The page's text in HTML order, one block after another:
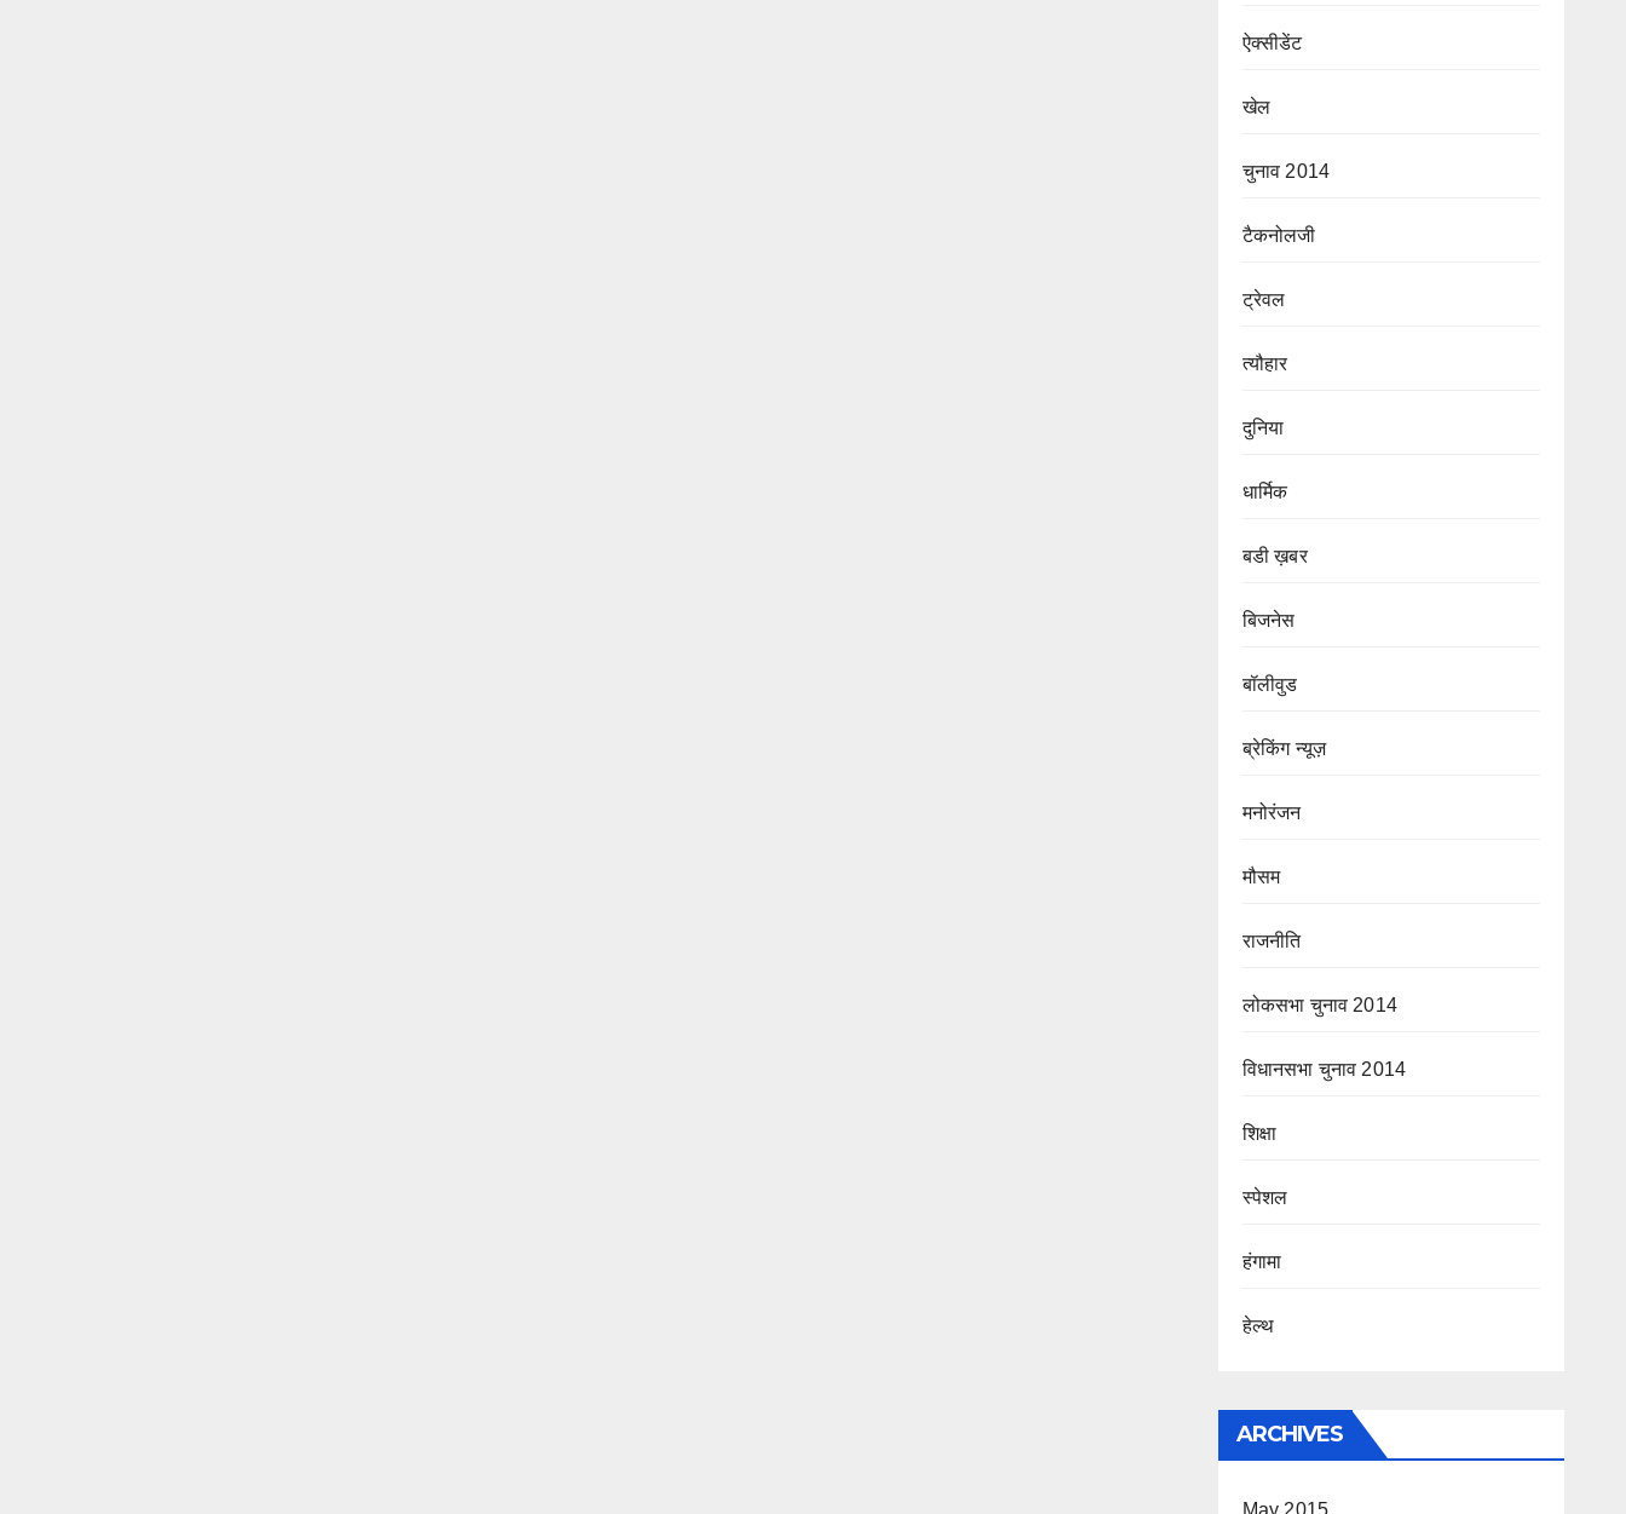
ऐक्सीडेंट
खेल
चुनाव 2014
टैकनोलजी
ट्रेवल
त्यौहार
दुनिया
धार्मिक
बडी ख़बर
बिजनेस
बॉलीवुड
ब्रेकिंग न्यूज़
मनोरंजन
मौसम
राजनीति
लोकसभा चुनाव 2014
विधानसभा चुनाव 2014
शिक्षा
स्पेशल
हंगामा
हेल्थ
ARCHIVES
May 2015